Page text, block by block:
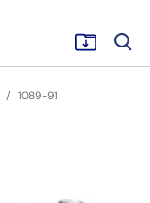
1089-91